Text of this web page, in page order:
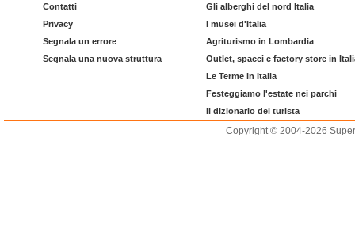
Contatti
Privacy
Segnala un errore
Segnala una nuova struttura
Gli alberghi del nord Italia
I musei d'Italia
Agriturismo in Lombardia
Outlet, spacci e factory store in
Le Terme in Italia
Festeggiamo l'estate nei parchi
Il dizionario del turista
Copyright © 2004-2026